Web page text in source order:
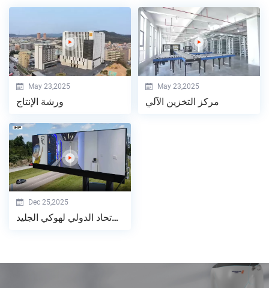
May 23,2025
ورشة الإنتاج
May 23,2025
مركز التخزين الآلي
Dec 25,2025
مقدمة الاتحاد الدولي لهوكي الجليد